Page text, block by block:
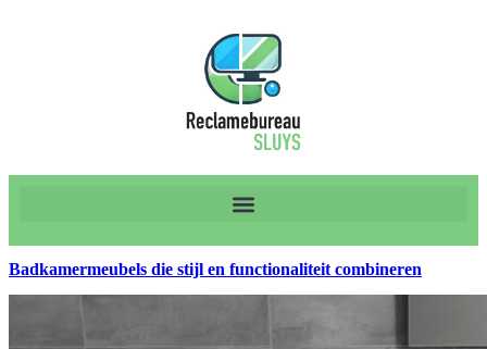
Badkamermeubels die stijl en functionaliteit combineren